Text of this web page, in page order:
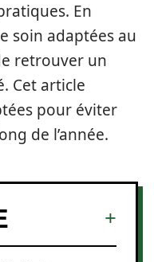
En
soin adaptées au
retrouver un
Cet article
pour éviter
de l’année.